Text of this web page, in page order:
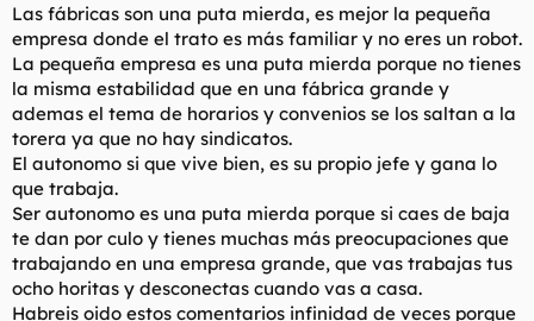
Las fábricas son una puta mierda, es mejor la pequeña
empresa donde el trato es más familiar y no eres un robot.
La pequeña empresa es una puta mierda porque no tienes
la misma estabilidad que en una fábrica grande y
ademas el tema de horarios y convenios se los saltan a la
torera ya que no hay sindicatos.
El autonomo si que vive bien, es su propio jefe y gana lo
que trabaja.
Ser autonomo es una puta mierda porque si caes de baja
te dan por culo y tienes muchas más preocupaciones que
trabajando en una empresa grande, que vas trabajas tus
ocho horitas y desconectas cuando vas a casa.
Habreis oido estos comentarios infinidad de veces porque